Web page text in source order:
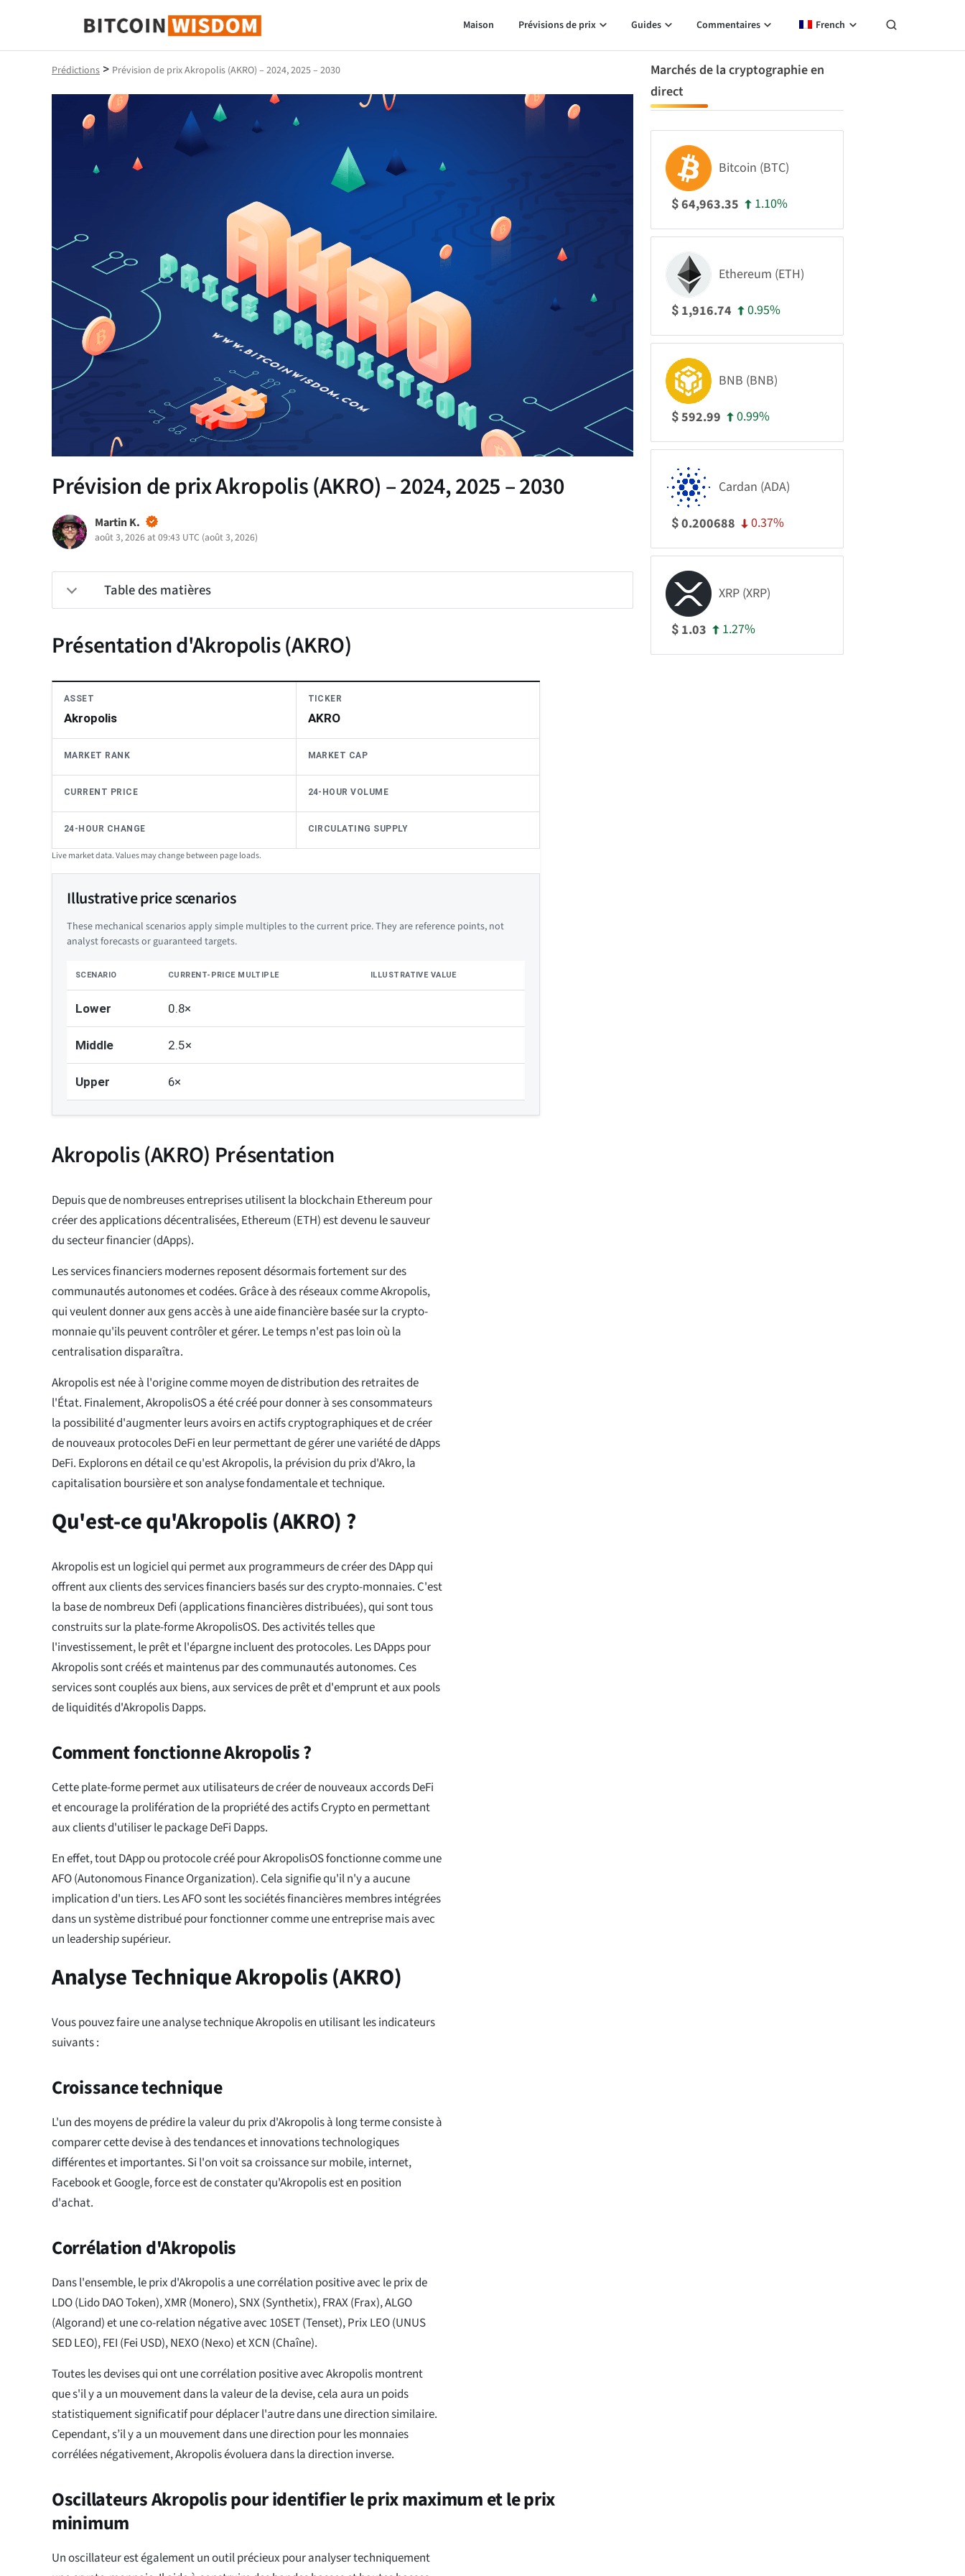
Bitcoin Sagesse
Maison Prévisions de prix Guides Commentaires French
Prédictions > Prévision de prix Akropolis (AKRO) – 2024, 2025 – 2030
Prévision de prix Akropolis (AKRO) – 2024, 2025 – 2030
Martin K.
août 3, 2026 at 09:43 UTC (août 3, 2026)
Table des matières
Présentation d'Akropolis (AKRO)
ASSET
Akropolis
TICKER
AKRO
MARKET RANK MARKET CAP
CURRENT PRICE 24-HOUR VOLUME
24-HOUR CHANGE CIRCULATING SUPPLY
Live market data. Values may change between page loads.
Illustrative price scenarios
These mechanical scenarios apply simple multiples to the current price. They are reference points, not
analyst forecasts or guaranteed targets.
SCENARIO CURRENT-PRICE MULTIPLE ILLUSTRATIVE VALUE
Lower 0.8×
Middle 2.5×
Upper 6×
Akropolis (AKRO) Présentation
Depuis que de nombreuses entreprises utilisent la blockchain Ethereum pour
créer des applications décentralisées, Ethereum (ETH) est devenu le sauveur
du secteur financier (dApps).
Les services financiers modernes reposent désormais fortement sur des
communautés autonomes et codées. Grâce à des réseaux comme Akropolis,
qui veulent donner aux gens accès à une aide financière basée sur la crypto-
monnaie qu'ils peuvent contrôler et gérer. Le temps n'est pas loin où la
centralisation disparaîtra.
Akropolis est née à l'origine comme moyen de distribution des retraites de
l'État. Finalement, AkropolisOS a été créé pour donner à ses consommateurs
la possibilité d'augmenter leurs avoirs en actifs cryptographiques et de créer
de nouveaux protocoles DeFi en leur permettant de gérer une variété de dApps
DeFi. Explorons en détail ce qu'est Akropolis, la prévision du prix d'Akro, la
capitalisation boursière et son analyse fondamentale et technique.
Qu'est-ce qu'Akropolis (AKRO) ?
Akropolis est un logiciel qui permet aux programmeurs de créer des DApp qui
offrent aux clients des services financiers basés sur des crypto-monnaies. C'est
la base de nombreux Defi (applications financières distribuées), qui sont tous
construits sur la plate-forme AkropolisOS. Des activités telles que
l'investissement, le prêt et l'épargne incluent des protocoles. Les DApps pour
Akropolis sont créés et maintenus par des communautés autonomes. Ces
services sont couplés aux biens, aux services de prêt et d'emprunt et aux pools
de liquidités d'Akropolis Dapps.
Comment fonctionne Akropolis ?
Cette plate-forme permet aux utilisateurs de créer de nouveaux accords DeFi
et encourage la prolifération de la propriété des actifs Crypto en permettant
aux clients d'utiliser le package DeFi Dapps.
En effet, tout DApp ou protocole créé pour AkropolisOS fonctionne comme une
AFO (Autonomous Finance Organization). Cela signifie qu'il n'y a aucune
implication d'un tiers. Les AFO sont les sociétés financières membres intégrées
dans un système distribué pour fonctionner comme une entreprise mais avec
un leadership supérieur.
Analyse Technique Akropolis (AKRO)
Vous pouvez faire une analyse technique Akropolis en utilisant les indicateurs
suivants :
Croissance technique
L'un des moyens de prédire la valeur du prix d'Akropolis à long terme consiste à
comparer cette devise à des tendances et innovations technologiques
différentes et importantes. Si l'on voit sa croissance sur mobile, internet,
Facebook et Google, force est de constater qu'Akropolis est en position
d'achat.
Corrélation d'Akropolis
Dans l'ensemble, le prix d'Akropolis a une corrélation positive avec le prix de
LDO (Lido DAO Token), XMR (Monero), SNX (Synthetix), FRAX (Frax), ALGO
(Algorand) et une co-relation négative avec 10SET (Tenset), Prix LEO (UNUS
SED LEO), FEI (Fei USD), NEXO (Nexo) et XCN (Chaîne).
Toutes les devises qui ont une corrélation positive avec Akropolis montrent
que s'il y a un mouvement dans la valeur de la devise, cela aura un poids
statistiquement significatif pour déplacer l'autre dans une direction similaire.
Cependant, s’il y a un mouvement dans une direction pour les monnaies
corrélées négativement, Akropolis évoluera dans la direction inverse.
Oscillateurs Akropolis pour identifier le prix maximum et le prix
minimum
Un oscillateur est également un outil précieux pour analyser techniquement
Marchés de la cryptographie en
direct
Bitcoin (BTC)
$64,963.35 1.10%
Ethereum (ETH)
$ 1,916.74 0.95%
BNB (BNB)
$592.99 0.99%
Cardan (ADA)
$0.200688 0.37%
XRP (XRP)
$ 1.03 1.27%